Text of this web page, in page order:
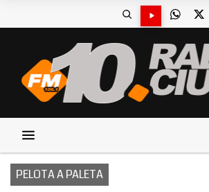
PELOTA A PALETA